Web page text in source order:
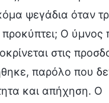
ψεγάδια όταν
Ο ύμνος
στις
παρόλο που
και απήχηση. Ο